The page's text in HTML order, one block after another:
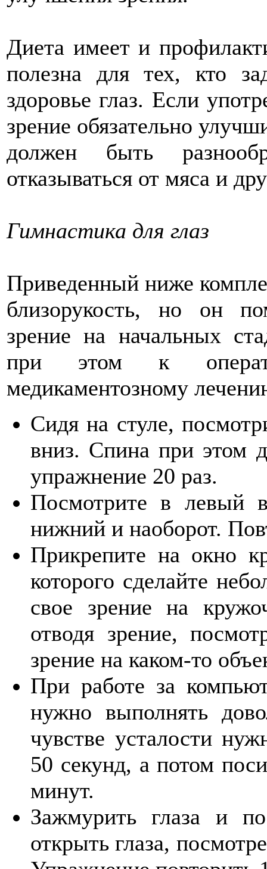
Диета имеет и
полезна для тех, кто
здоровье глаз. Если
зрение обязательно
должен быть
отказываться от мяса и
Гимнастика для глаз
Приведенный ниже
близорукость, но он
зрение на начальных
при этом к
медикаментозному
Сидя на стуле,
вниз. Спина при этом
упражнение 20 раз.
Посмотрите в левый
нижний и наоборот.
Прикрепите на окно
которого сделайте
свое зрение на
отводя зрение,
зрение на каком-то
При работе за
нужно выполнять
чувстве усталости
50 секунд, а потом
минут.
Зажмурить глаза и
открыть глаза,